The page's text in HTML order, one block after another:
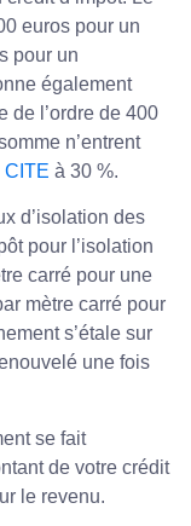
euros pour un
pour un
également
de l’ordre de 400
n’entrent
CITE à 30 %.
d’isolation des
pour l’isolation
carré pour une
mètre carré pour
s’étale sur
une fois
se fait
de votre crédit
le revenu.